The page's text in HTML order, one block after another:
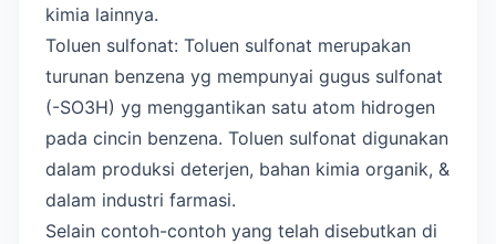
kimia lainnya.
Toluen sulfonat: Toluen sulfonat merupakan
turunan benzena yg mempunyai gugus sulfonat
(-SO3H) yg menggantikan satu atom hidrogen
pada cincin benzena. Toluen sulfonat digunakan
dalam produksi deterjen, bahan kimia organik, &
dalam industri farmasi.
Selain contoh-contoh yang telah disebutkan di